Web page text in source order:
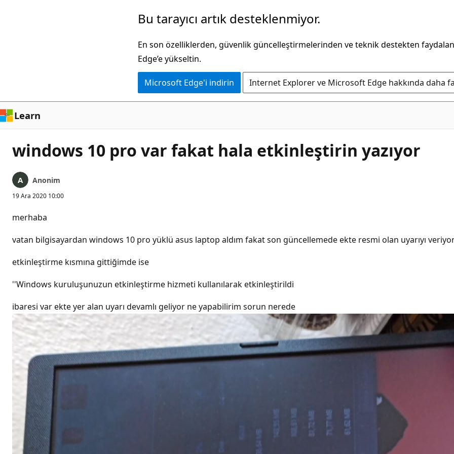
Bu tarayıcı artık desteklenmiyor.
En son özelliklerden, güvenlik güncelleştirmelerinden ve teknik destekten
Edge’e yükseltin.
Microsoft Edge'i indirin Internet Explorer ve Microsoft Edge hakkında daha
Learn
windows 10 pro var fakat hala etkinleştirin yazıyor
Anonim
19 Ara 2020 10:00
merhaba
vatan bilgisayardan windows 10 pro yüklü asus laptop aldım fakat son güncellemede ekte resmi olan uyarıyı
etkinleştirme kısmına gittiğimde ise
''Windows kuruluşunuzun etkinleştirme hizmeti kullanılarak etkinleştirildi
ibaresi var ekte yer alan uyarı devamlı geliyor ne yapabilirim sorun nerede